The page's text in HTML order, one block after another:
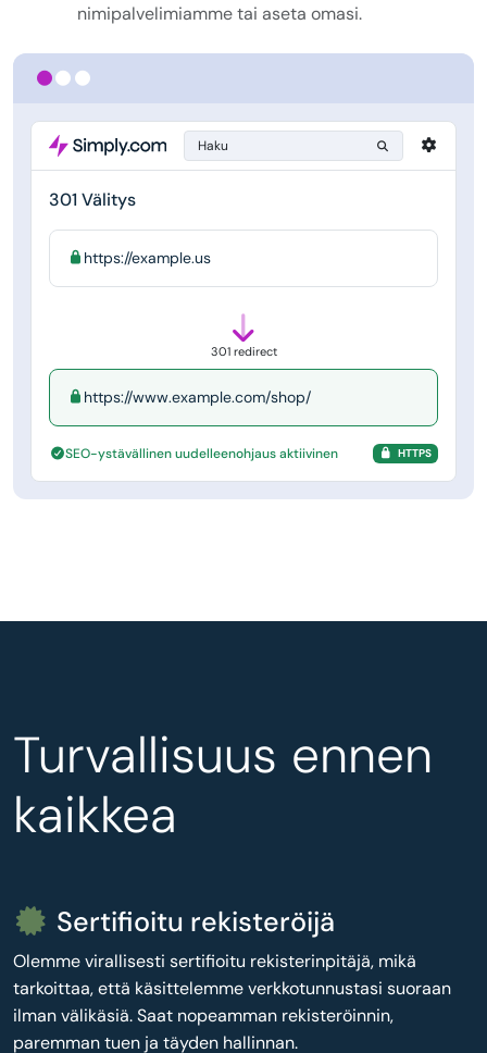
Haku
301 Välitys
https://example.us
301 redirect
https://www.example.com/shop/
SEO-ystävällinen uudelleenohjaus aktiivinen HTTPS
nimipalvelimiamme tai aseta omasi.
Turvallisuus ennen
kaikkea
Sertifioitu rekisteröijä
Olemme virallisesti sertifioitu rekisterinpitäjä, mikä
tarkoittaa, että käsittelemme verkkotunnustasi suoraan
ilman välikäsiä. Saat nopeamman rekisteröinnin,
paremman tuen ja täyden hallinnan.